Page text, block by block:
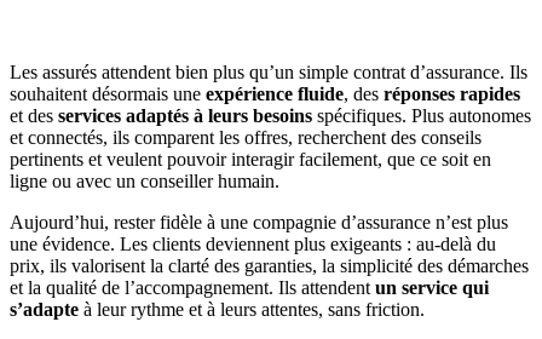
Les assurés attendent bien plus qu’un simple contrat d’assurance. Ils
souhaitent désormais une expérience fluide, des réponses rapides
et des services adaptés à leurs besoins spécifiques. Plus autonomes
et connectés, ils comparent les offres, recherchent des conseils
pertinents et veulent pouvoir interagir facilement, que ce soit en
ligne ou avec un conseiller humain.
Aujourd’hui, rester fidèle à une compagnie d’assurance n’est plus
une évidence. Les clients deviennent plus exigeants : au-delà du
prix, ils valorisent la clarté des garanties, la simplicité des démarches
et la qualité de l’accompagnement. Ils attendent un service qui
s’adapte à leur rythme et à leurs attentes, sans friction.